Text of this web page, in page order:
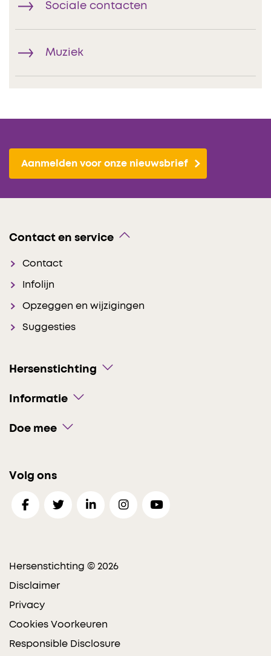
Sociale contacten
Muziek
Aanmelden voor onze nieuwsbrief
Contact en service
Contact
Infolijn
Opzeggen en wijzigingen
Suggesties
Hersenstichting
Informatie
Doe mee
Volg ons
Hersenstichting © 2026
Disclaimer
Privacy
Cookies Voorkeuren
Responsible Disclosure